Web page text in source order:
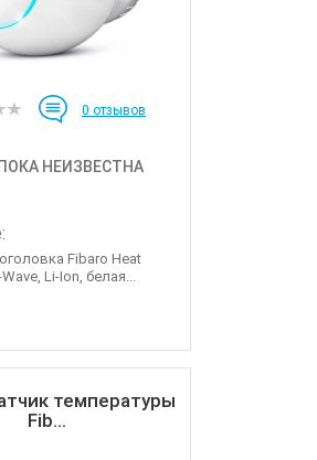
0 отзывов
НЕИЗВЕСТНА
Fibaro Heat
Li-Ion, белая...
температуры
Fib...